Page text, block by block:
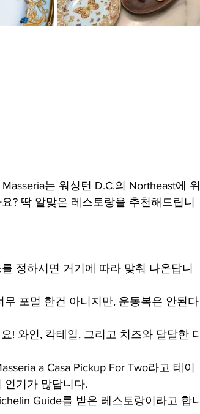
는 워싱턴 D.C.의 Northeast에 위
? 딱 알맞은 레스토랑을 추천해드립니
정하시면 거기에 따라 맞춰 나온답니
무 포멀 한건 아니지만, 운동복은 안된다
! 와인, 칵테일, 그리고 치즈와 달달한 디
a Casa Pickup For Two라고 테이
인기가 많답니다.
Guide를 받은 레스토랑이라고 합니